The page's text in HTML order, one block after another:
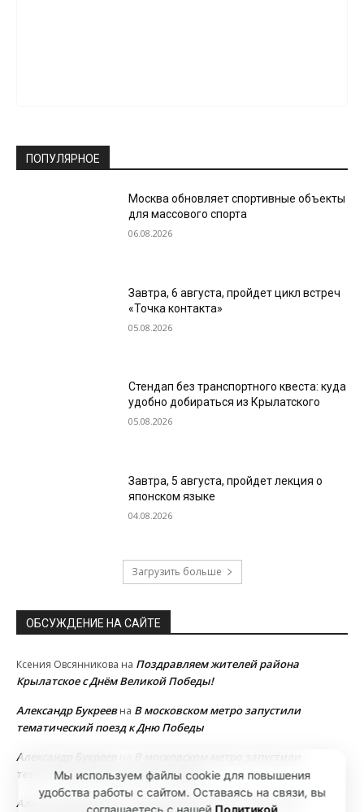
ПОПУЛЯРНОЕ
Москва обновляет спортивные объекты
для массового спорта
06.08.2026
Завтра, 6 августа, пройдет цикл встреч
«Точка контакта»
05.08.2026
Стендап без транспортного квеста: куда
удобно добираться из Крылатского
05.08.2026
Завтра, 5 августа, пройдет лекция о
японском языке
04.08.2026
Загрузить больше
ОБСУЖДЕНИЕ НА САЙТЕ
Ксения Овсянникова на Поздравляем жителей района
Крылатское с Днём Великой Победы!
Александр Букреевна В московском метро запустили
тематический поезд к Дню Победы
Александр Букреев
тематический поезд к Дню Победы
Александр Букреев
В московском метро запустили
Мы используем файлы cookie для повышения
удобства работы с сайтом. Оставаясь на связи, вы
соглашаетесь с нашей Политикой